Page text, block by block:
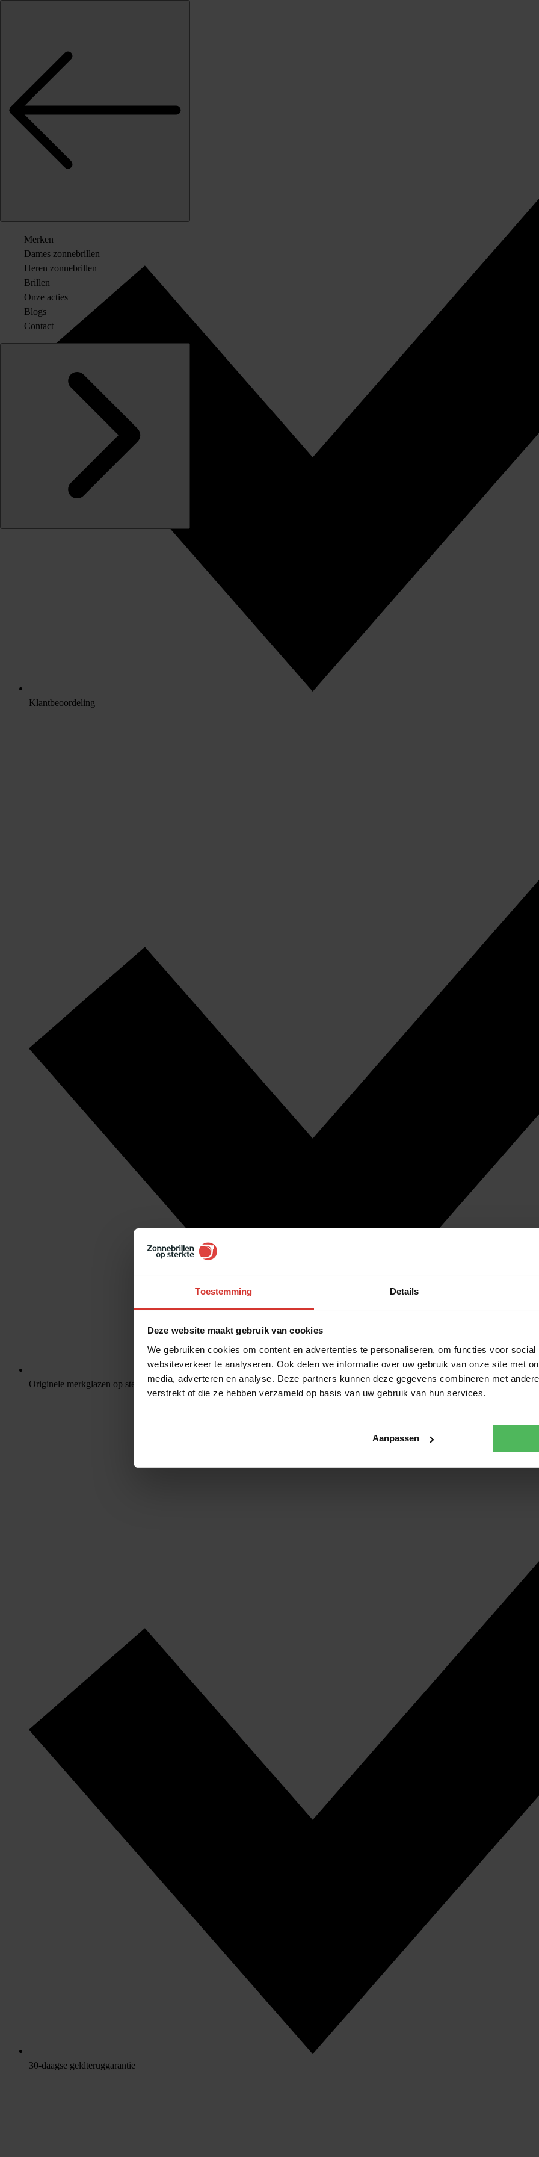
Toestemming Details
Deze website maakt gebruik van cookies
We gebruiken cookies om content en advertenties te personaliseren, om functies voor
websiteverkeer te analyseren. Ook delen we informatie over uw gebruik van onze site met
media, adverteren en analyse. Deze partners kunnen deze gegevens combineren met
verstrekt of die ze hebben verzameld op basis van uw gebruik van hun services.
Aanpassen
Klantbeoordeling
Originele merkglazen op sterkte
30-daagse geldteruggarantie
Merken
Dames zonnebrillen
Heren zonnebrillen
Brillen
Onze acties
Blogs
Contact